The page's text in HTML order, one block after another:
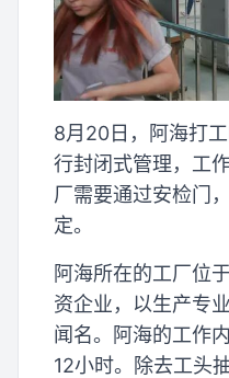
8月20日，阿海打
行封闭式管理，工
厂需要通过安检门
定。
阿海所在的工厂位
资企业，以生产专
闻名。阿海的工作
12小时。除去工头